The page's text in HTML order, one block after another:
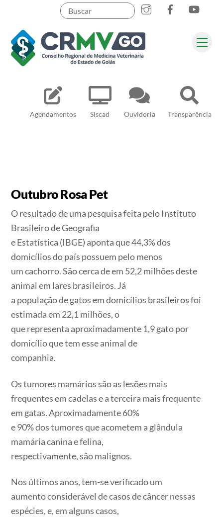
content
Agendamentos Siscad Ouvidoria Transparência
Pesquisar
Outubro Rosa Pet
O resultado de uma pesquisa feita pelo Instituto
Brasileiro de Geografia
e Estatística (IBGE) aponta que 44,3% dos
domicílios do país possuem pelo menos
um cachorro. São cerca de em 52,2 milhões deste
animal em lares brasileiros. Já
a população de gatos em domicílios brasileiros foi
estimada em 22,1 milhões, o
que representa aproximadamente 1,9 gato por
domicílio que tem esse animal de
companhia.
Os tumores mamários são as lesões mais
frequentes em cadelas e a terceira mais frequente
em gatas. Aproximadamente 60%
e 90% dos tumores que acometem a glândula
mamária canina e felina,
respectivamente, são malignos.
Nos últimos anos, tem-se verificado um
aumento considerável de casos de câncer nessas
espécies, e, em alguns casos,